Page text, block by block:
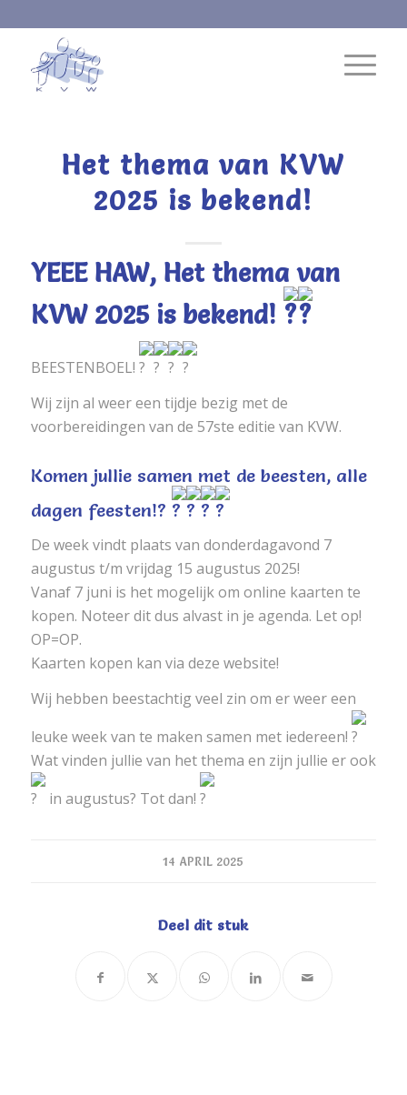
Het thema van KVW
2025 is bekend!
YEEE HAW, Het thema van
KVW 2025 is bekend!
BEESTENBOEL!
Wij zijn al weer een tijdje bezig met de
voorbereidingen van de 57ste editie van KVW.
Komen jullie samen met de beesten, alle
dagen feesten!?
De week vindt plaats van donderdagavond 7
augustus t/m vrijdag 15 augustus 2025!
Vanaf 7 juni is het mogelijk om online kaarten te
kopen. Noteer dit dus alvast in je agenda. Let op!
OP=OP.
Kaarten kopen kan via deze website!
Wij hebben beestachtig veel zin om er weer een
leuke week van te maken samen met iedereen!
Wat vinden jullie van het thema en zijn jullie er ook
in augustus? Tot dan!
14 APRIL 2025
Deel dit stuk